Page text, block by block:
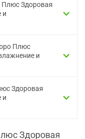
Плюс Здоровая
и
Плюс
и
Здоровая
и
Здоровая